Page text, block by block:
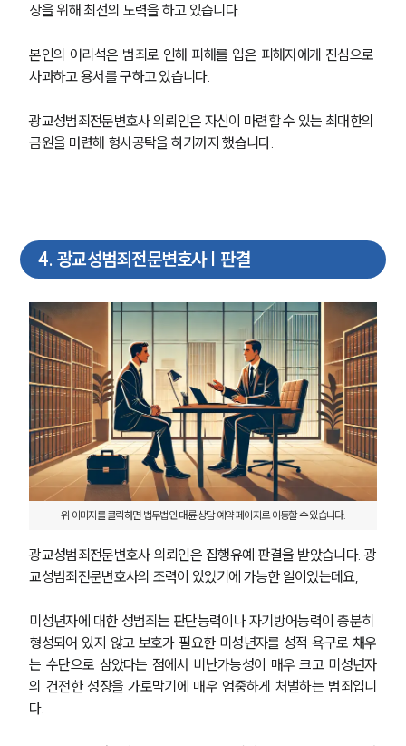
상을 위해 최선의 노력을 하고 있습니다.
본인의 어리석은 범죄로 인해 피해를 입은 피해자에게 진심으로
사과하고 용서를 구하고 있습니다.
광교성범죄전문변호사 의뢰인은 자신이 마련할 수 있는 최대한의
금원을 마련해 형사공탁을 하기까지 했습니다.
4. 광교성범죄전문변호사 | 판결
위 이미지를 클릭하면 법무법인 대륜 상담 예약 페이지로 이동할 수 있습니다.
광교성범죄전문변호사 의뢰인은 집행유예 판결을 받았습니다. 광
교성범죄전문변호사의 조력이 있었기에 가능한 일이었는데요,
미성년자에 대한 성범죄는 판단능력이나 자기방어능력이 충분히
형성되어 있지 않고 보호가 필요한 미성년자를 성적 욕구로 채우
는 수단으로 삼았다는 점에서 비난가능성이 매우 크고 미성년자
의 건전한 성장을 가로막기에 매우 엄중하게 처벌하는 범죄입니
다.